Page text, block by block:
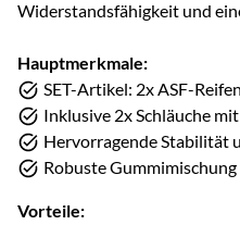
Widerstandsfähigkeit und
Hauptmerkmale:
SET-Artikel: 2x ASF-
Inklusive 2x Schläuche
Hervorragende Stabilität
Robuste
Vorteile: